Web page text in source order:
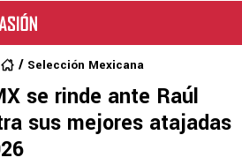
Selección Mexicana
se rinde ante Raúl
sus mejores atajadas